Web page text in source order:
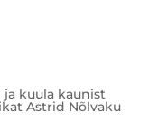
ja kuula kaunist
Astrid Nõlvaku